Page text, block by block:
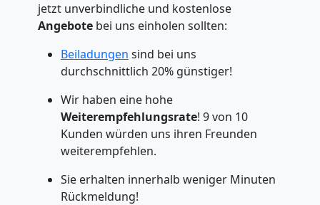
jetzt unverbindliche und kostenlose
Angebotebei uns einholen sollten:
Beiladungen sind bei uns
durchschnittlich 20% günstiger!
Wir haben eine hohe
Weiterempfehlungsrate! 9 von 10
Kunden würden uns ihren Freunden
weiterempfehlen.
Sie erhalten innerhalb weniger Minuten
Rückmeldung!